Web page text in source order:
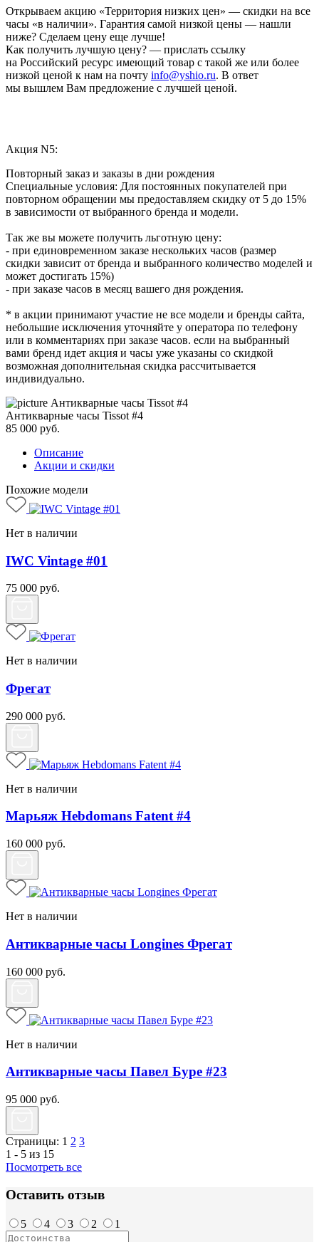
Открываем акцию «Территория низких цен» — скидки на все
часы «в наличии». Гарантия самой низкой цены — нашли
ниже? Сделаем цену еще лучше!
Как получить лучшую цену? — прислать ссылку
на Российский ресурс имеющий товар с такой же или более
низкой ценой к нам на почту info@yshio.ru. В ответ
мы вышлем Вам предложение с лучшей ценой.
Акция N5:
Повторный заказ и заказы в дни рождения
Специальные условия: Для постоянных покупателей при
повторном обращении мы предоставляем скидку от 5 до 15%
в зависимости от выбранного бренда и модели.
Так же вы можете получить льготную цену:
- при единовременном заказе нескольких часов (размер
скидки зависит от бренда и выбранного количество моделей и
может достигать 15%)
- при заказе часов в месяц вашего дня рождения.
* в акции принимают участие не все модели и бренды сайта,
небольшие исключения уточняйте у оператора по телефону
или в комментариях при заказе часов. если на выбранный
вами бренд идет акция и часы уже указаны со скидкой
возможная дополнительная скидка рассчитывается
индивидуально.
Антикварные часы Tissot #4
85 000 руб.
Описание
Акции и скидки
Похожие модели
Нет в наличии
IWC Vintage #01
75 000 руб.
Нет в наличии
Фрегат
290 000 руб.
Нет в наличии
Марьяж Hebdomans Fatent #4
160 000 руб.
Нет в наличии
Антикварные часы Longines Фрегат
160 000 руб.
Нет в наличии
Антикварные часы Павел Буре #23
95 000 руб.
Страницы: 1 2 3
1 - 5 из 15
Посмотреть все
Оставить отзыв
5 4 3 2 1